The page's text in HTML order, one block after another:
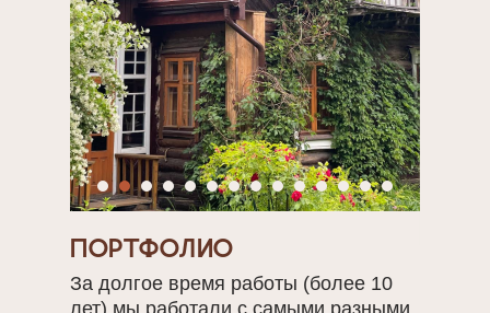
За долгое время работы (более 10
лет) мы работали с самыми разными
Портфолио